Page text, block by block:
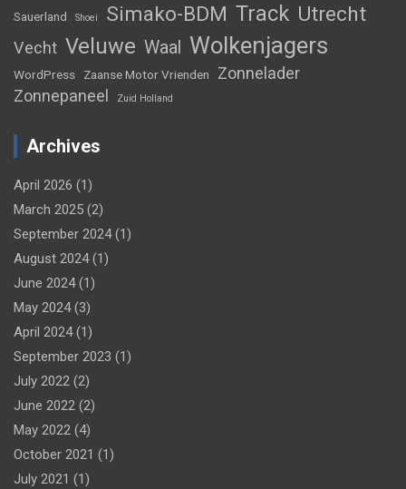
Sauerland Shoei Simako-BDM Track Utrecht
Vecht Veluwe Waal Wolkenjagers
WordPress Zaanse Motor Vrienden
Zonnelader
Zonnepaneel
Zuid Holland
Archives
April 2026 (1)
March 2025 (2)
September 2024(1)
August 2024(1)
June 2024(1)
May 2024(3)
April 2024(1)
September 2023 (1)
July 2022 (2)
June 2022 (2)
May 2022 (4)
October 2021 (1)
July 2021 (1)